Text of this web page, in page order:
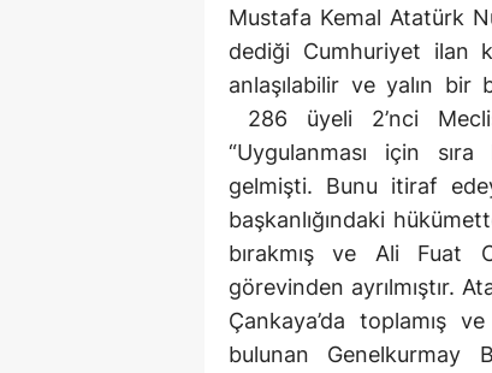
Mustafa Kemal Atatürk
dediği Cumhuriyet ilan
anlaşılabilir ve yalın bir
286 üyeli 2’nci
“Uygulanması için
gelmişti. Bunu itiraf
başkanlığındaki
bırakmış ve Ali Fuat
görevinden ayrılmıştır.
Çankaya’da toplamış
bulunan Genelkurmay